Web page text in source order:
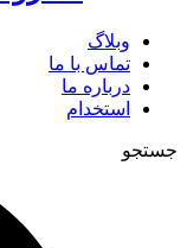
وبلاگ
تماس با ما
درباره ما
استخدام
جستجو